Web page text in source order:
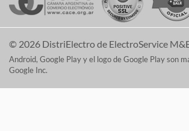
© 2026 DistriElectro de ElectroService
Android, Google Play y el logo de Google Play son
Google Inc.